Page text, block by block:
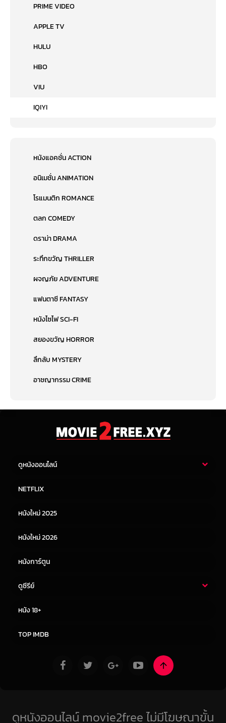
PRIME VIDEO
APPLE TV
HULU
HBO
VIU
IQIYI
หนังแอคชั่น ACTION
อนิเมชั่น ANIMATION
โรแมนติก ROMANCE
ตลก COMEDY
ดราม่า DRAMA
ระทึกขวัญ THRILLER
ผจญภัย ADVENTURE
แฟนตาซี FANTASY
หนังไซไฟ SCI-FI
สยองขวัญ HORROR
ลึกลับ MYSTERY
อาชญากรรม CRIME
ดูหนังออนไลน์
หนังจีน
NETFLIX
หนังใหม่ 2025
หนังใหม่ 2026
หนังการ์ตูน
ดูซีรีย์
หนัง 18+
TOP IMDB
ดูหนังออนไลน์ movie2free ไม่มีโฆษณาขั้น